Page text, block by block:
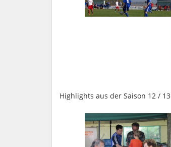
Highlights aus der Saison 12 / 13